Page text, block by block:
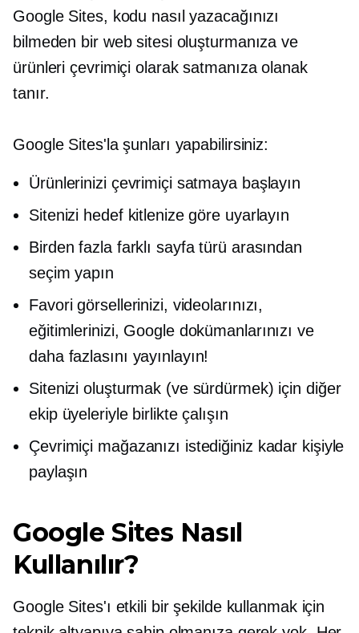
Google Sites, kodu nasıl yazacağınızı
bilmeden bir web sitesi oluşturmanıza ve
ürünleri çevrimiçi olarak satmanıza olanak
tanır.
Google Sites'la şunları yapabilirsiniz:
Ürünlerinizi çevrimiçi satmaya başlayın
Sitenizi hedef kitlenize göre uyarlayın
Birden fazla farklı sayfa türü arasından
seçim yapın
Favori görsellerinizi, videolarınızı,
eğitimlerinizi, Google dokümanlarınızı ve
daha fazlasını yayınlayın!
Sitenizi oluşturmak (ve sürdürmek) için diğer
ekip üyeleriyle birlikte çalışın
Çevrimiçi mağazanızı istediğiniz kadar kişiyle
paylaşın
Google Sites Nasıl
Kullanılır?
Google Sites'ı etkili bir şekilde kullanmak için